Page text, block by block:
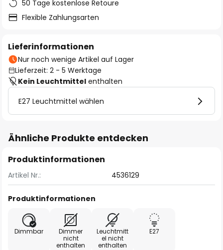
50 Tage kostenlose Retoure
Flexible Zahlungsarten
Lieferinformationen
Nur noch wenige Artikel auf Lager
Lieferzeit: 2 - 5 Werktage
Kein Leuchtmittel enthalten
E27 Leuchtmittel wählen
Ähnliche Produkte entdecken
Produktinformationen
Artikel Nr.: 4536129
Produktinformationen
Dimmbar
Dimmer
nicht
enthalten
Leuchtmitt
el nicht
enthalten
E27